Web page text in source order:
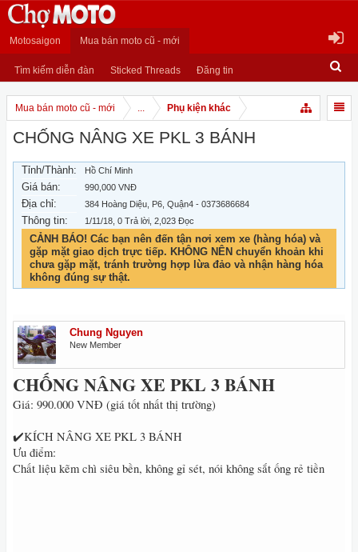
Motosaigon Mua bán moto cũ - mới
Tìm kiếm diễn đàn Sticked Threads Đăng tin
Mua bán moto cũ - mới ... Phụ kiện khác
CHỐNG NÂNG XE PKL 3 BÁNH
Tỉnh/Thành: Hồ Chí Minh
Giá bán: 990,000 VNĐ
Địa chỉ: 384 Hoàng Diệu, P6, Quận4 - 0373686684
Thông tin: 1/11/18 , 0 Trả lời, 2,023 Đọc
CẢNH BÁO! Các bạn nên đến tận nơi xem xe (hàng hóa) và
gặp mặt giao dịch trực tiếp. KHÔNG NÊN chuyển khoản khi
chưa gặp mặt, tránh trường hợp lừa đảo và nhận hàng hóa
không đúng sự thật.
Chung Nguyen
New Member
CHỐNG NÂNG XE PKL 3 BÁNH
Giá: 990.000 VNĐ (giá tốt nhất thị trường)
✔️KÍCH NÂNG XE PKL 3 BÁNH
Ưu điểm:
Chất liệu kẽm chì siêu bền, không gỉ sét, nói không sắt ống rẻ tiền